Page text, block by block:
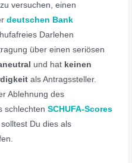
versuchen, einen
deutschen Bank
Darlehen
über einen seriösen
und hat keinen
als Antragssteller.
Ablehnung des
schlechtenSCHUFA-Scores
Du dies als